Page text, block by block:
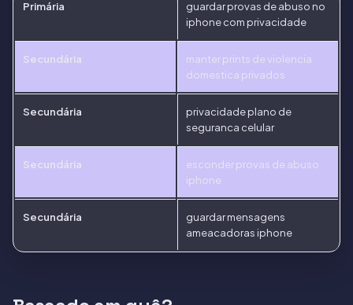
Primária
guardar provas de abuso no
iphone com privacidade
Secundária
manter prints de violencia
domestica privados
Secundária
privacidade plano de
seguranca celular
Secundária
esconder provas de abuso
iphone
Secundária
guardar mensagens
ameacadoras iphone